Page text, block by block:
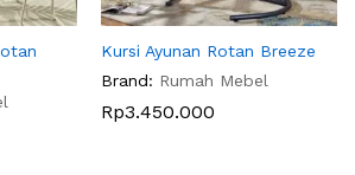
Kursi Ayunan Rotan Breeze
Brand: Rumah Mebel
Rp3.450.000